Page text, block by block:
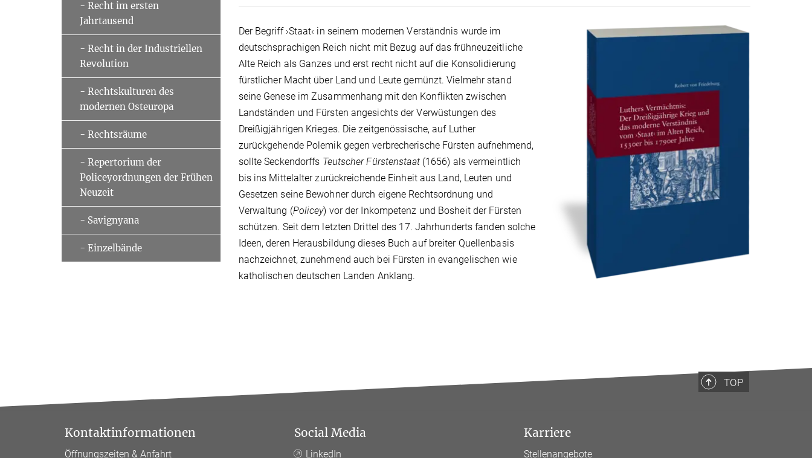
Der Begriff ›Staat‹ in seinem modernen Verständnis wurde im
deutschsprachigen Reich nicht mit Bezug auf das frühneuzeitliche
Alte Reich als Ganzes und erst recht nicht auf die Konsolidierung
fürstlicher Macht über Land und Leute gemünzt. Vielmehr stand
seine Genese im Zusammenhang mit den Konflikten zwischen
Landständen und Fürsten angesichts der Verwüstungen des
Dreißigjährigen Krieges. Die zeitgenössische, auf Luther
zurückgehende Polemik gegen verbrecherische Fürsten aufnehmend,
sollte Seckendorffs Teutscher Fürstenstaat(1656) als vermeintlich
bis ins Mittelalter zurückreichende Einheit aus Land, Leuten und
Gesetzen seine Bewohner durch eigene Rechtsordnung und
Verwaltung (Policey) vor der Inkompetenz und Bosheit der Fürsten
schützen. Seit dem letzten Drittel des 17. Jahrhunderts fanden solche
Ideen, deren Herausbildung dieses Buch auf breiter Quellenbasis
nachzeichnet, zunehmend auch bei Fürsten in evangelischen wie
katholischen deutschen Landen Anklang.
- Recht im ersten
Jahrtausend
- Recht in der Industriellen
Revolution
- Rechtskulturen des
modernen Osteuropa
- Rechtsräume
- Repertorium der
Policeyordnungen der Frühen
Neuzeit
- Savignyana
- Einzelbände
TOP
Kontaktinformationen
Öffnungszeiten & Anfahrt
Social Media
LinkedIn
Karriere
Stellenangebote